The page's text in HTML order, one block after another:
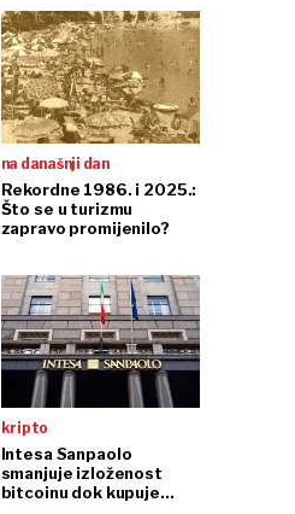
na današnji dan
Rekordne 1986. i 2025.:
Što se u turizmu
zapravo promijenilo?
kripto
Intesa Sanpaolo
smanjuje izloženost
bitcoinu dok kupuje